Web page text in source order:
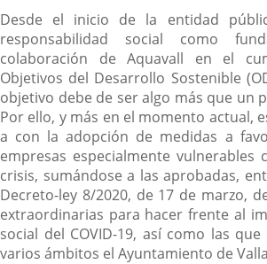
Desde el inicio de la entidad
responsabilidad social como
colaboración de Aquavall en el
Objetivos del Desarrollo Sostenible
objetivo debe de ser algo más que un
Por ello, y más en el momento actual,
a con la adopción de medidas a
empresas especialmente vulnerables
crisis, sumándose a las aprobadas,
Decreto-ley 8/2020, de 17 de marzo,
extraordinarias para hacer frente al
social del COVID-19, así como las
varios ámbitos el Ayuntamiento de